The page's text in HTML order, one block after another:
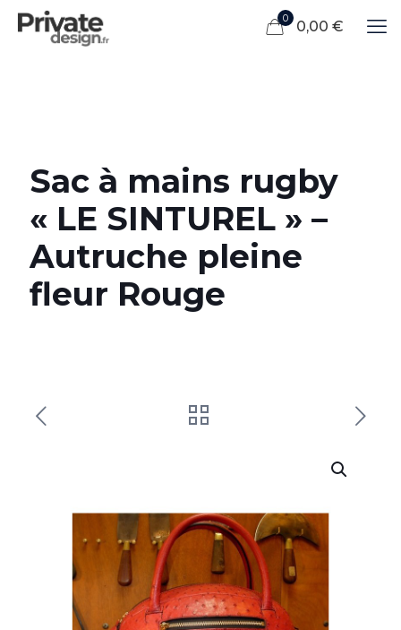
0 0,00 €
Sac à mains rugby
« LE SINTUREL » –
Autruche pleine
fleur Rouge